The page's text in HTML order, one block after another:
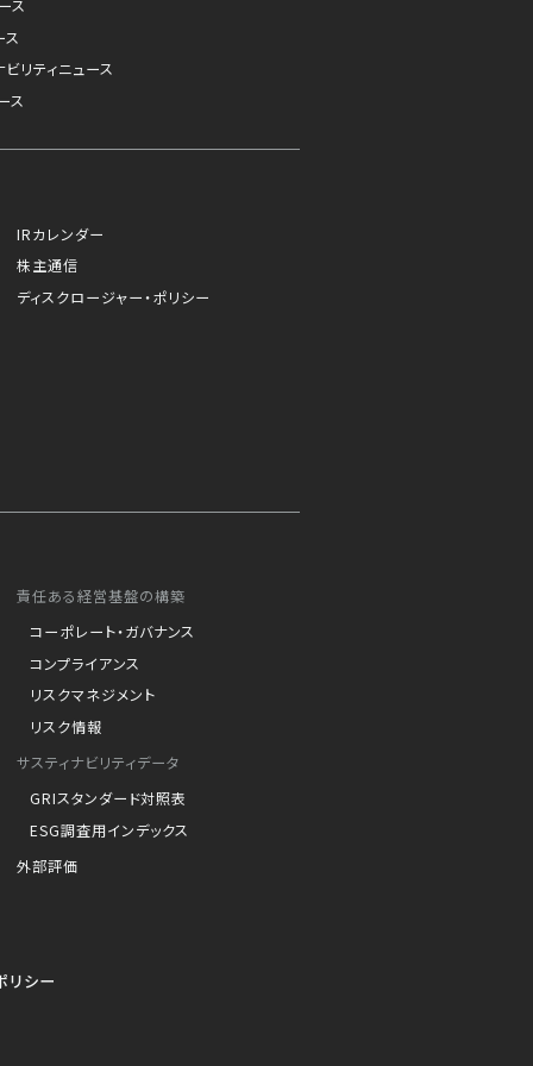
ス
ス
リティニュース
ス
IRカレンダー
株主通信
ディスクロージャー・ポリシー
責任ある経営基盤の構築
コーポレート・ガバナンス
コンプライアンス
リスクマネジメント
リスク情報
サスティナビリティデータ
GRIスタンダード対照表
ESG調査用インデックス
外部評価
リシー